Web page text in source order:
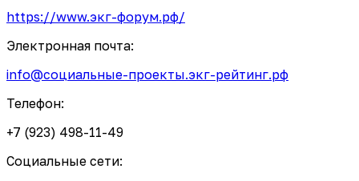
https://www.экг-форум.рф/
Электронная почта:
info@социальные-проекты.экг-рейтинг.рф
Телефон:
+7 (923) 498-11-49
Социальные сети: